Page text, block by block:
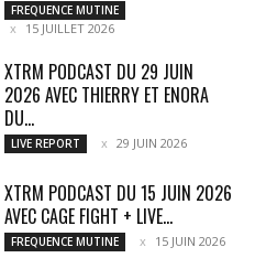
FREQUENCE MUTINE
15 JUILLET 2026
XTRM PODCAST DU 29 JUIN
2026 AVEC THIERRY ET ENORA
DU...
LIVE REPORT 29 JUIN 2026
XTRM PODCAST DU 15 JUIN 2026
AVEC CAGE FIGHT + LIVE...
FREQUENCE MUTINE 15 JUIN 2026